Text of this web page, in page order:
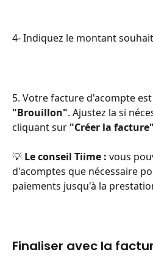
4- Indiquez le montant
5. Votre facture d'acompte
"Brouillon". Ajustez la si
cliquant sur "Créer la facture"
💡 Le conseil Tiime : vous
d'acomptes que nécessaire
paiements jusqu'à la
Finaliser avec la